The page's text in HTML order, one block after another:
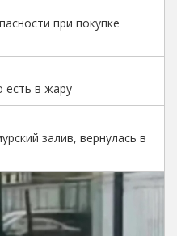
при покупке
есть в жару
залив, вернулась в